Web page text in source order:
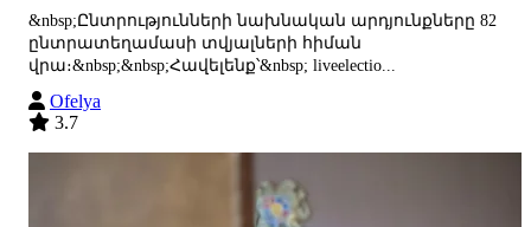
&nbsp;Ընտրությունների նախնական արդյունքները 82
ընտրատեղամասի տվյալների հիման
վրա։&nbsp;&nbsp;Հավելենք՝&nbsp; liveelectio...
Ofelya
3.7